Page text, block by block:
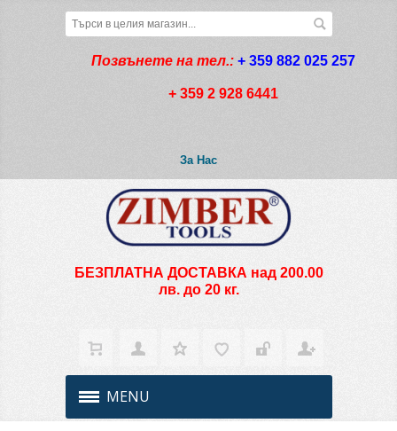
Позвънете на тел.: + 359 882 025 257
+ 359 2 928 6441
За Нас
БЕЗПЛАТНА ДОСТАВКА над 200.00
лв. до 20 кг.
MENU